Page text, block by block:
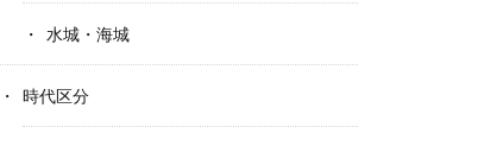
水城・海城
時代区分